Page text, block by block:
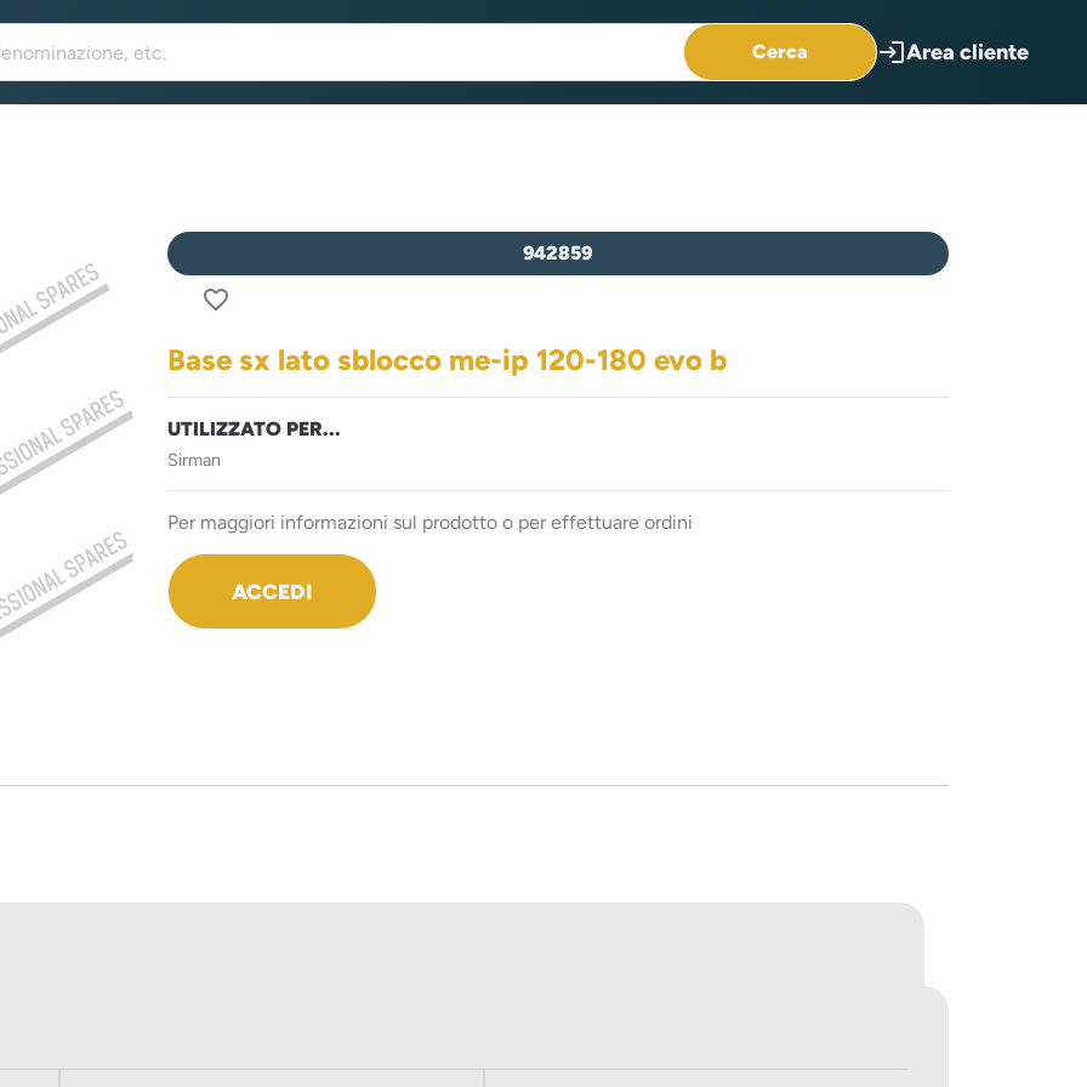
Cerca loginArea cliente
942859
favorite_border
Base sx lato sblocco me-ip 120-180 evo b
UTILIZZATO PER...
Sirman
Per maggiori informazioni sul prodotto o per effettuare ordini
ACCEDI